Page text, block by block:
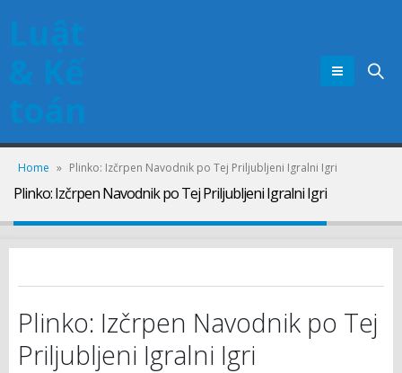
Luật
& Kế
toán
Home » Plinko: Izčrpen Navodnik po Tej Priljubljeni Igralni Igri
Plinko: Izčrpen Navodnik po Tej Priljubljeni Igralni Igri
Plinko: Izčrpen Navodnik po Tej
Priljubljeni Igralni Igri